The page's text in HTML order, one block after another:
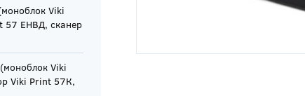
Viki
57 ЕНВД, сканер
Viki
Viki Print 57К,